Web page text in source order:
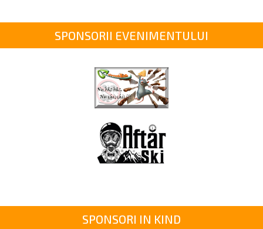
SPONSORII EVENIMENTULUI
SPONSORI IN KIND